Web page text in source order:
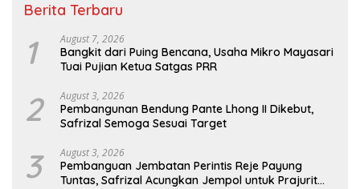
Berita Terbaru
1 August 7, 2026
Bangkit dari Puing Bencana, Usaha Mikro Mayasari
Tuai Pujian Ketua Satgas PRR
2 August 3, 2026
Pembangunan Bendung Pante Lhong II Dikebut,
Safrizal Semoga Sesuai Target
3 August 3, 2026
Pembanguan Jembatan Perintis Reje Payung
Tuntas, Safrizal Acungkan Jempol untuk Prajurit